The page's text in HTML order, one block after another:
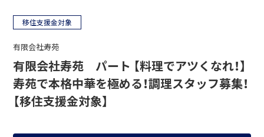
移住支援金対象
有限会社寿苑
有限会社寿苑 パート 【料理でアツくなれ！】
寿苑で本格中華を極める！調理スタッフ募集！
【移住支援金対象】